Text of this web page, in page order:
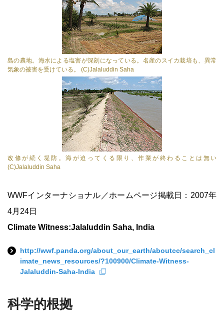
島の農地。海水による塩害が深刻になっている。名産のスイカ栽培も、異常
気象の被害を受けている。 (C)Jalaluddin Saha
改修が続く堤防。海が迫ってくる限り、作業が終わることは無い
(C)Jalaluddin Saha
WWFインターナショナル／ホームページ掲載日：2007年
4月24日
Climate Witness:Jalaluddin Saha, India
http://wwf.panda.org/about_our_earth/aboutcc/search_cl
imate_news_resources/?100900/Climate-Witness-
Jalaluddin-Saha-India
科学的根拠